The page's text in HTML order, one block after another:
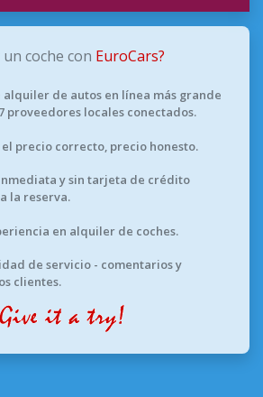
coche con EuroCars?
alquiler de autos en línea más grande
proveedores locales conectados.
precio correcto, precio honesto.
y sin tarjeta de crédito
la reserva.
en alquiler de coches.
de servicio - comentarios y
clientes.